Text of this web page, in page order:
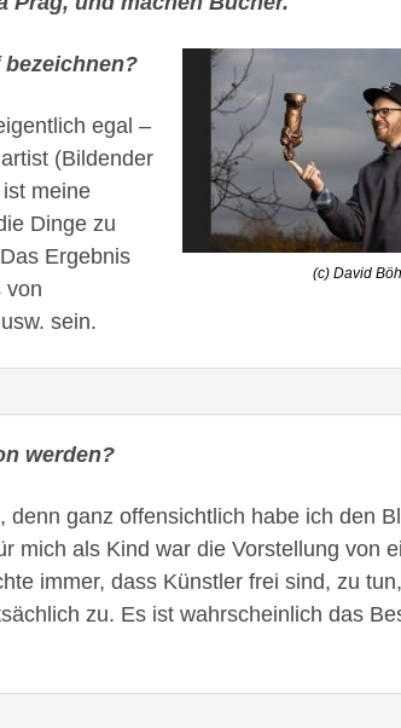
(c) David
egal –
(Bildender
meine
Dinge zu
Ergebnis
von
sein.
werden?
denn ganz offensichtlich habe ich den
mich als Kind war die Vorstellung von
immer, dass Künstler frei sind, zu
zu. Es ist wahrscheinlich das